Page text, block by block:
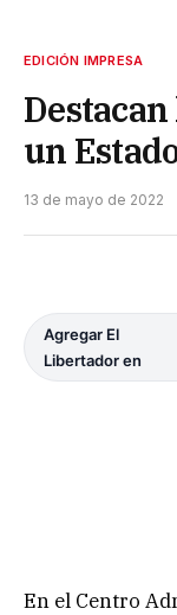
EDICIÓN IMPRESA
un
13 de mayo de 2022
Agregar El
Libertador en
En el Centro